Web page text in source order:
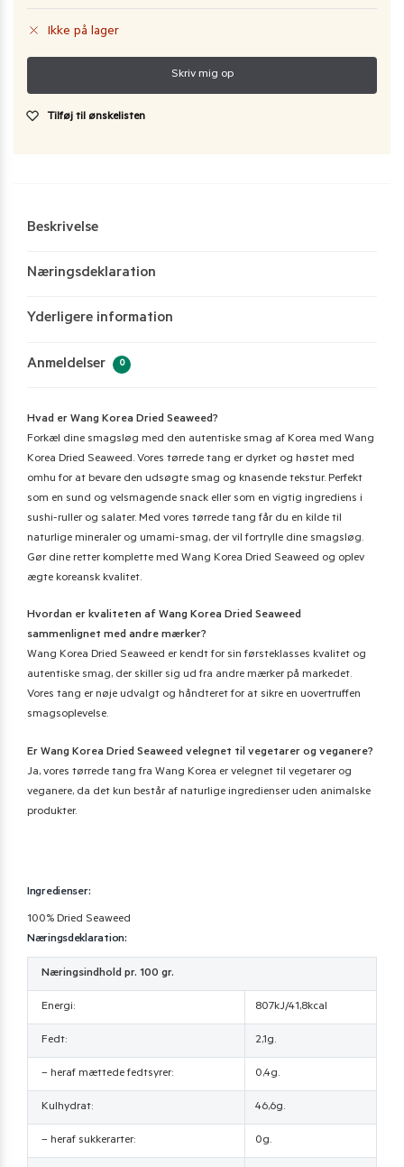
Ikke på lager
Tilføj til ønskelisten
Beskrivelse
Næringsdeklaration
Yderligere information
Anmeldelser 0
Hvad er Wang Korea Dried Seaweed?
Forkæl dine smagsløg med den autentiske smag af Korea med Wang
Korea Dried Seaweed. Vores tørrede tang er dyrket og høstet med
omhu for at bevare den udsøgte smag og knasende tekstur. Perfekt
som en sund og velsmagende snack eller som en vigtig ingrediens i
sushi-ruller og salater. Med vores tørrede tang får du en kilde til
naturlige mineraler og umami-smag, der vil fortrylle dine smagsløg.
Gør dine retter komplette med Wang Korea Dried Seaweed og oplev
ægte koreansk kvalitet.
Hvordan er kvaliteten af Wang Korea Dried Seaweed
sammenlignet med andre mærker?
Wang Korea Dried Seaweed er kendt for sin førsteklasses kvalitet og
autentiske smag, der skiller sig ud fra andre mærker på markedet.
Vores tang er nøje udvalgt og håndteret for at sikre en uovertruffen
smagsoplevelse.
Er Wang Korea Dried Seaweed velegnet til vegetarer og veganere?
Ja, vores tørrede tang fra Wang Korea er velegnet til vegetarer og
veganere, da det kun består af naturlige ingredienser uden animalske
produkter.
Ingredienser:
100% Dried Seaweed
Næringsdeklaration:
Næringsindhold pr. 100 gr.
Energi: 807kJ/41,8kcal
Fedt: 2,1g.
– heraf mættede fedtsyrer: 0,4g.
Kulhydrat: 46,6g.
– heraf sukkerarter: 0g.